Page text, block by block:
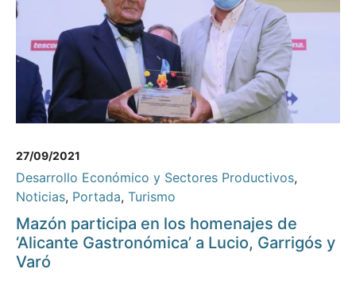
27/09/2021
Desarrollo Económico y Sectores Productivos,
Noticias, Portada, Turismo
Mazón participa en los homenajes de
‘Alicante Gastronómica’ a Lucio, Garrigós y
Varó